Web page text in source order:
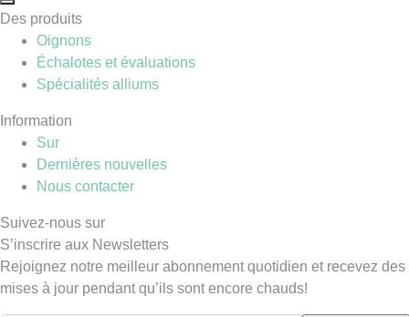
Des produits
Oignons
Échalotes et évaluations
Spécialités alliums
Information
Sur
Dernières nouvelles
Nous contacter
Suivez-nous sur
S’inscrire aux Newsletters
Rejoignez notre meilleur abonnement quotidien et recevez des
mises à jour pendant qu’ils sont encore chauds!